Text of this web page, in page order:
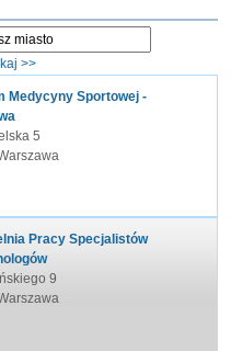
Medycyny Sportowej -
5
Pracy Specjalistów
9